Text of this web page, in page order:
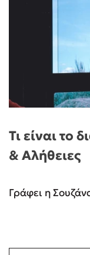
Τι είναι το
& Αλήθειες
Γράφει η